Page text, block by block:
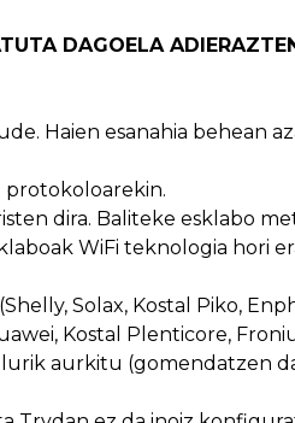
DAGOELA
Haien esanahia behean
protokoloarekin.
dira. Baliteke esklabo
WiFi teknologia hori
Solax, Kostal Piko,
Kostal Plenticore,
aurkitu (gomendatzen